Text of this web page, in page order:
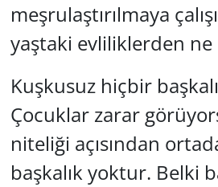
meşrulaştırılmaya
yaştaki evliliklerden ne
Kuşkusuz hiçbir
Çocuklar zarar
niteliği açısından
başkalık yoktur. Belki